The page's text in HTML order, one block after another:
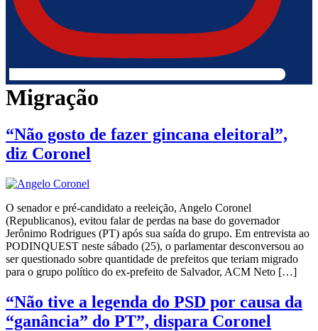
Migração
“Não gosto de fazer gincana eleitoral”,
diz Coronel
O senador e pré-candidato a reeleição, Angelo Coronel
(Republicanos), evitou falar de perdas na base do governador
Jerônimo Rodrigues (PT) após sua saída do grupo. Em entrevista ao
PODINQUEST neste sábado (25), o parlamentar desconversou ao
ser questionado sobre quantidade de prefeitos que teriam migrado
para o grupo político do ex-prefeito de Salvador, ACM Neto […]
“Não tive a legenda do PSD por causa da
“ganância” do PT”, dispara Coronel